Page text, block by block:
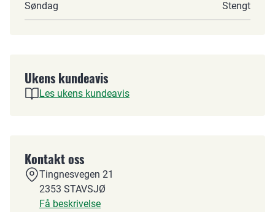
Søndag Stengt
Ukens kundeavis
Les ukens kundeavis
Kontakt oss
Tingnesvegen 21
2353 STAVSJØ
Få beskrivelse